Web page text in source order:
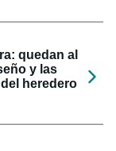
quedan al
y las
heredero